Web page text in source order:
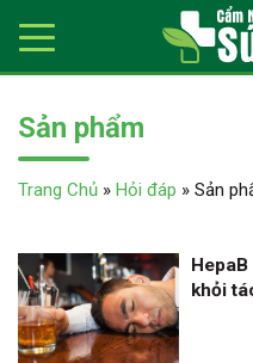
Sản phẩm
Trang Chủ » Hỏi đáp » Sản
khỏi